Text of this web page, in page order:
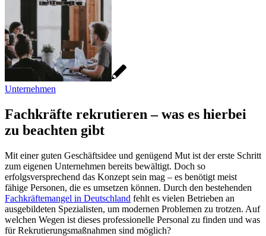
Unternehmen
Fachkräfte rekrutieren – was es hierbei
zu beachten gibt
Mit einer guten Geschäftsidee und genügend Mut ist der erste Schritt
zum eigenen Unternehmen bereits bewältigt. Doch so
erfolgsversprechend das Konzept sein mag – es benötigt meist
fähige Personen, die es umsetzen können. Durch den bestehenden
Fachkräftemangel in Deutschland fehlt es vielen Betrieben an
ausgebildeten Spezialisten, um modernen Problemen zu trotzen. Auf
welchen Wegen ist dieses professionelle Personal zu finden und was
für Rekrutierungsmaßnahmen sind möglich?